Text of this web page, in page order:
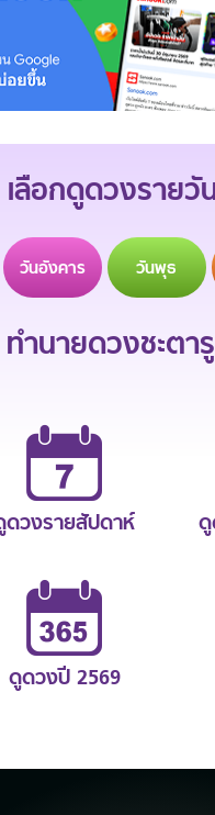
เลือกดูดวงรายวั
วันอังคาร วันพุธ
ทำนายดวงชะตา
ดวงรายสัปดาห์ ดู
ดูดวงปี 2569